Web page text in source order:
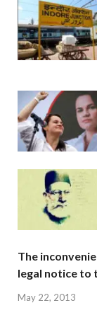
The
legal notice to
May 22, 2013